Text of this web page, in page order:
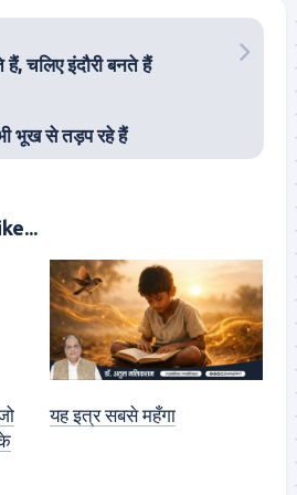
चलिए इंदौरी बनते हैं
भूख से तड़प रहे हैं
यह इत्र सबसे महँगा